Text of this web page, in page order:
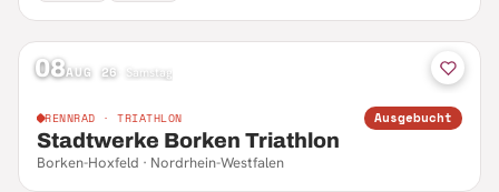
08AUG 26 Samstag
RENNRAD · TRIATHLON Ausgebucht
Stadtwerke Borken Triathlon
Borken-Hoxfeld · Nordrhein-Westfalen